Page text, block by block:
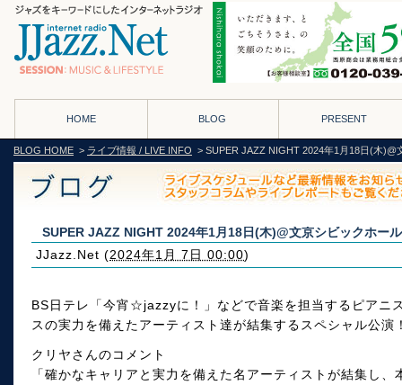
HOME BLOG PRESENT
BLOG HOME > ライブ情報 / LIVE INFO > SUPER JAZZ NIGHT 2024年1月18日(木)@
SUPER JAZZ NIGHT 2024年1月18日(木)@文京シビックホール
JJazz.Net (2024年1月 7日 00:00)
BS日テレ「今宵☆jazzyに！」などで音楽を担当するピアニ
スの実力を備えたアーティスト達が結集するスペシャル公演
クリヤさんのコメント
「確かなキャリアと実力を備えた名アーティストが結集し